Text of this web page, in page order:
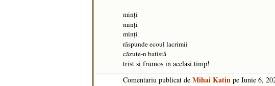
minţi
minţi
minţi
răspunde ecoul lacrimii
căzute-n batistă
trist si frumos in acelasi timp!
Comentariu publicat de Mihai Katin pe Iunie 6,